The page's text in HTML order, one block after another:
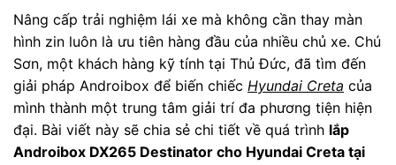
Nâng cấp trải nghiệm lái xe mà không cần thay màn
hình zin luôn là ưu tiên hàng đầu của nhiều chủ xe. Chú
Sơn, một khách hàng kỹ tính tại Thủ Đức, đã tìm đến
giải pháp Androibox để biến chiếc Hyundai Creta của
mình thành một trung tâm giải trí đa phương tiện hiện
đại. Bài viết này sẽ chia sẻ chi tiết về quá trình lắp
Androibox DX265 Destinator cho Hyundai Creta tại